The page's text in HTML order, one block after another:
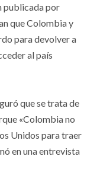
publicada por
que Colombia y
para devolver a
al país
que se trata de
«Colombia no
Unidos para traer
en una entrevista